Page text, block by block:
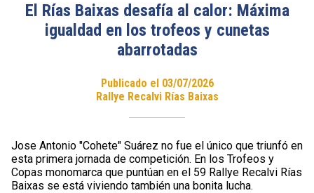
El Rías Baixas desafía al calor: Máxima
igualdad en los trofeos y cunetas
abarrotadas
Publicado el 03/07/2026
Rallye Recalvi Rías Baixas
Jose Antonio "Cohete" Suárez no fue el único que triunfó en
esta primera jornada de competición. En los Trofeos y
Copas monomarca que puntúan en el 59 Rallye Recalvi Rías
Baixas se está viviendo también una bonita lucha.